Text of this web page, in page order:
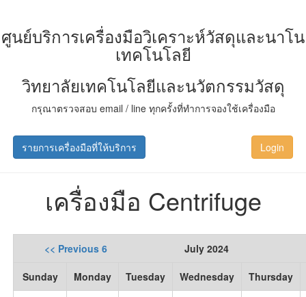
ศูนย์บริการเครื่องมือวิเคราะห์วัสดุและนาโน
เทคโนโลยี
วิทยาลัยเทคโนโลยีและนวัตกรรมวัสดุ
กรุณาตรวจสอบ email / line ทุกครั้งที่ทำการจองใช้เครื่องมือ
รายการเครื่องมือที่ให้บริการ Login
เครื่องมือ Centrifuge
<< Previous 6 July 2024
Sunday Monday Tuesday Wednesday Thursday